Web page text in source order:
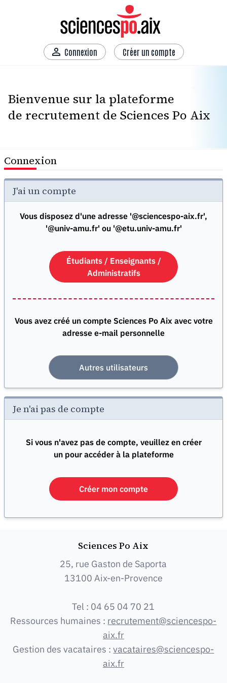
Connexion Créer un compte
Bienvenue sur la plateforme
de recrutement de Sciences Po Aix
Connexion
J'ai un compte
Vous disposez d'une adresse '@sciencespo-aix.fr',
'@univ-amu.fr' ou '@etu.univ-amu.fr'
Étudiants / Enseignants /
Administratifs
Vous avez créé un compte Sciences Po Aix avec votre
adresse e-mail personnelle
Autres utilisateurs
Je n'ai pas de compte
Si vous n'avez pas de compte, veuillez en créer
un pour accéder à la plateforme
Créer mon compte
Sciences Po Aix
25, rue Gaston de Saporta
13100 Aix-en-Provence
Tel : 04 65 04 70 21
Ressources humaines : recrutement@sciencespo-
aix.fr
Gestion des vacataires :vacataires@sciencespo-
aix.fr